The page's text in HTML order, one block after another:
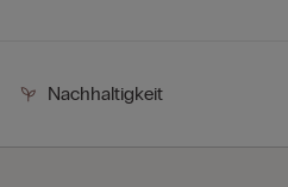
Nachhaltigkeit